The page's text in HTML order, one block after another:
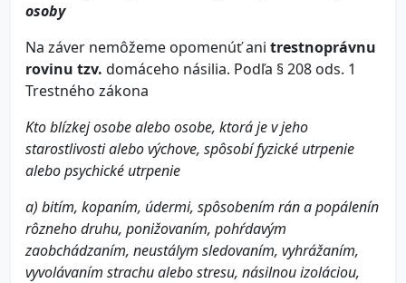
osoby
Na záver nemôžeme opomenúť ani trestnoprávnu
rovinu tzv. domáceho násilia. Podľa § 208 ods. 1
Trestného zákona
Kto blízkej osobe alebo osobe, ktorá je v jeho
starostlivosti alebo výchove, spôsobí fyzické utrpenie
alebo psychické utrpenie
a) bitím, kopaním, údermi, spôsobením rán a popálenín
rôzneho druhu, ponižovaním, pohŕdavým
zaobchádzaním, neustálym sledovaním, vyhrážaním,
vyvolávaním strachu alebo stresu, násilnou izoláciou,